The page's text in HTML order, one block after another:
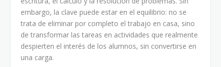
embargo, la clave puede estar en el equilibrio: no se
trata de eliminar por completo el trabajo en casa, sino
de transformar las tareas en actividades que realmente
despierten el interés de los alumnos, sin convertirse en
una carga.